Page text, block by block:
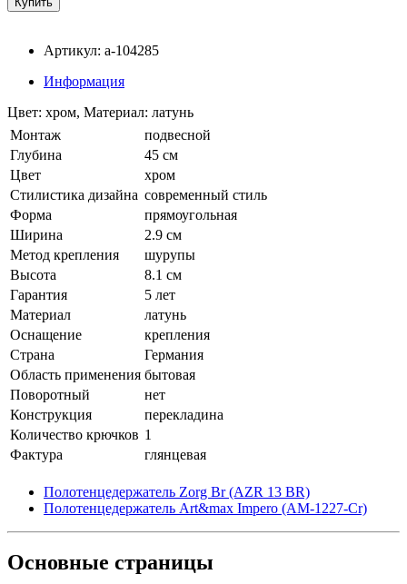
Артикул: a-104285
Информация
Цвет: хром, Материал: латунь
Монтаж
подвесной
Глубина
45 см
Цвет
хром
Стилистика дизайна современный стиль
Форма
прямоугольная
Ширина
2.9 см
Метод крепления
шурупы
Высота
8.1 см
Гарантия
5 лет
Материал
латунь
Оснащение
крепления
Страна
Германия
Область применения бытовая
Поворотный
нет
Конструкция
перекладина
Количество крючков 1
Фактура
глянцевая
Полотенцедержатель Zorg Br (AZR 13 BR)
Полотенцедержатель Art&max Impero (AM-1227-Cr)
Основные страницы